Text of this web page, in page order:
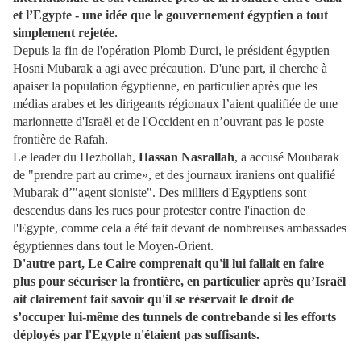
et l’Egypte - une idée que le gouvernement égyptien a tout
simplement rejetée.
Depuis la fin de l'opération Plomb Durci, le président égyptien
Hosni Mubarak a agi avec précaution. D'une part, il cherche à
apaiser la population égyptienne, en particulier après que les
médias arabes et les dirigeants régionaux l’aient qualifiée de une
marionnette d'Israël et de l'Occident en n’ouvrant pas le poste
frontière de Rafah.
Le leader du Hezbollah, Hassan Nasrallah, a accusé Moubarak
de "prendre part au crime», et des journaux iraniens ont qualifié
Mubarak d’"agent sioniste". Des milliers d'Egyptiens sont
descendus dans les rues pour protester contre l'inaction de
l'Egypte, comme cela a été fait devant de nombreuses ambassades
égyptiennes dans tout le Moyen-Orient.
D'autre part, Le Caire comprenait qu'il lui fallait en faire
plus pour sécuriser la frontière, en particulier après qu’Israël
ait clairement fait savoir qu'il se réservait le droit de
s’occuper lui-même des tunnels de contrebande si les efforts
déployés par l'Egypte n'étaient pas suffisants.